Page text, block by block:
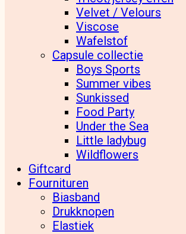
Velvet / Velours
Viscose
Wafelstof
Capsule collectie
Boys Sports
Summer vibes
Sunkissed
Food Party
Under the Sea
Little ladybug
Wildflowers
Giftcard
Fournituren
Biasband
Drukknopen
Elastiek